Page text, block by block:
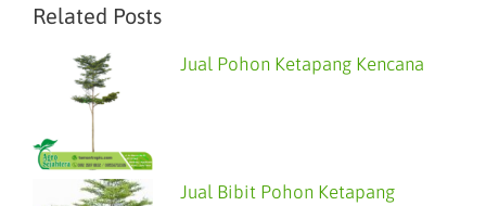
Related Posts
Jual Pohon Ketapang Kencana
Jual Bibit Pohon Ketapang